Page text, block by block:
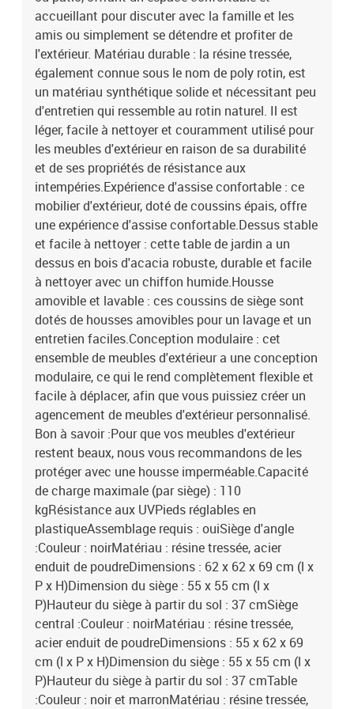
du coussin de dossier : fibre de cotonDimensions du coussin de
siège : 55 x 55 x 3 cm (l x P x é)Dimensions du coussin de dossier :
55 x 45 x 13 cm (L x l x é)La livraison contient :1 x table de jardin2
x canapé d'angle5 x canapé de centre9 x coussin de dossier7 x
coussin de siège avec housse amovible et lavable
accueillant pour discuter avec la famille et les
amis ou simplement se détendre et profiter de
l'extérieur. Matériau durable : la résine tressée,
également connue sous le nom de poly rotin, est
un matériau synthétique solide et nécessitant peu
d'entretien qui ressemble au rotin naturel. Il est
léger, facile à nettoyer et couramment utilisé pour
les meubles d'extérieur en raison de sa durabilité
et de ses propriétés de résistance aux
intempéries.Expérience d'assise confortable : ce
mobilier d'extérieur, doté de coussins épais, offre
une expérience d'assise confortable.Dessus stable
et facile à nettoyer : cette table de jardin a un
dessus en bois d'acacia robuste, durable et facile
à nettoyer avec un chiffon humide.Housse
amovible et lavable : ces coussins de siège sont
dotés de housses amovibles pour un lavage et un
entretien faciles.Conception modulaire : cet
ensemble de meubles d'extérieur a une conception
modulaire, ce qui le rend complètement flexible et
facile à déplacer, afin que vous puissiez créer un
agencement de meubles d'extérieur personnalisé.
Bon à savoir :Pour que vos meubles d'extérieur
restent beaux, nous vous recommandons de les
protéger avec une housse imperméable.Capacité
de charge maximale (par siège) : 110
kgRésistance aux UVPieds réglables en
plastiqueAssemblage requis : ouiSiège d'angle
:Couleur : noirMatériau : résine tressée, acier
enduit de poudreDimensions : 62 x 62 x 69 cm (l x
P x H)Dimension du siège : 55 x 55 cm (l x
P)Hauteur du siège à partir du sol : 37 cmSiège
central :Couleur : noirMatériau : résine tressée,
acier enduit de poudreDimensions : 55 x 62 x 69
cm (l x P x H)Dimension du siège : 55 x 55 cm (l x
P)Hauteur du siège à partir du sol : 37 cmTable
:Couleur : noir et marronMatériau : résine tressée,